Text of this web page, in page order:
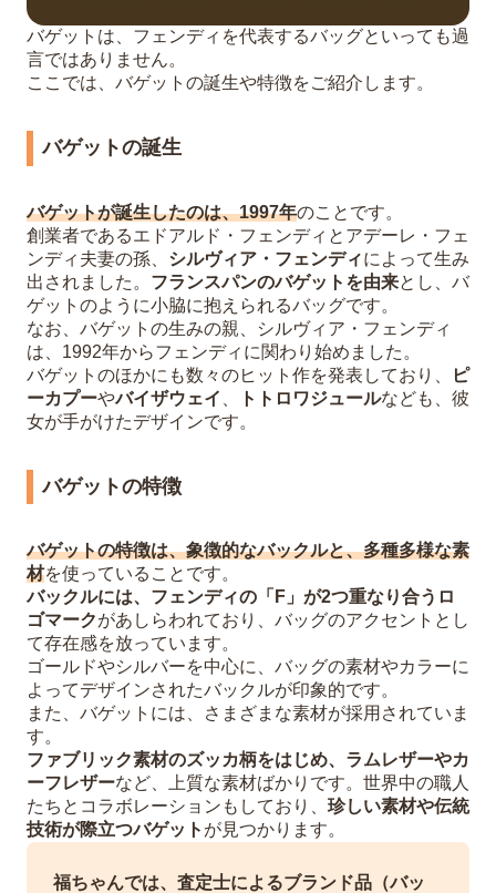
バゲットは、フェンディを代表するバッグといっても過
言ではありません。
ここでは、バゲットの誕生や特徴をご紹介します。
バゲットの誕生
バゲットが誕生したのは、1997年のことです。
創業者であるエドアルド・フェンディとアデーレ・フェ
ンディ夫妻の孫、 シルヴィア・フェンディによって生み
出されました。 フランスパンのバゲットを由来とし、バ
ゲットのように小脇に抱えられるバッグです。
なお、バゲットの生みの親、シルヴィア・フェンディ
は、1992年からフェンディに関わり始めました。
バゲットのほかにも数々のヒット作を発表しており、
ピ
ーカプーやバイザウェイ トトロワジュールなども、彼
女が手がけたデザインです。
バゲットの特徴
バゲットの特徴は、象徴的なバックルと、多種多様な素
材を使っていることです。
バックルには、フェンディの「F」が2つ重なり合うロ
ゴマークがあしらわれており、バッグのアクセントとし
て存在感を放っています。
ゴールドやシルバーを中心に、バッグの素材やカラーに
よってデザインされたバックルが印象的です。
また、バゲットには、さまざまな素材が採用されていま
す。
ファブリック素材のズッカ柄をはじめ、ラムレザーやカ
ーフレザーなど、上質な素材ばかりです。世界中の職人
たちとコラボレーションもしており、 珍しい素材や伝統
技術が際立つバゲット が見つかります。
福ちゃんでは、査定士によるブランド品（バッ